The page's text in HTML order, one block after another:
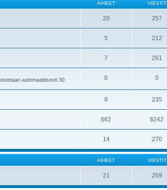
AIHEET VIESTIT
20 257
5 212
7 261
automaattisesti 30
0 0
8 235
662 6242
14 270
AIHEET VIESTIT
21 259